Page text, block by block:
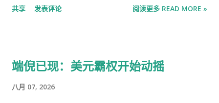
场泡沫，此举可能给沪深300 指数带来压力 。 彭博行业研究分
多只ETF中的持仓比例降至 20%以下 ，这意味着这些持仓不再
共享 发表评论 阅读更多 READ MORE »
端倪已现：美元霸权开始动摇
八月 07, 2026